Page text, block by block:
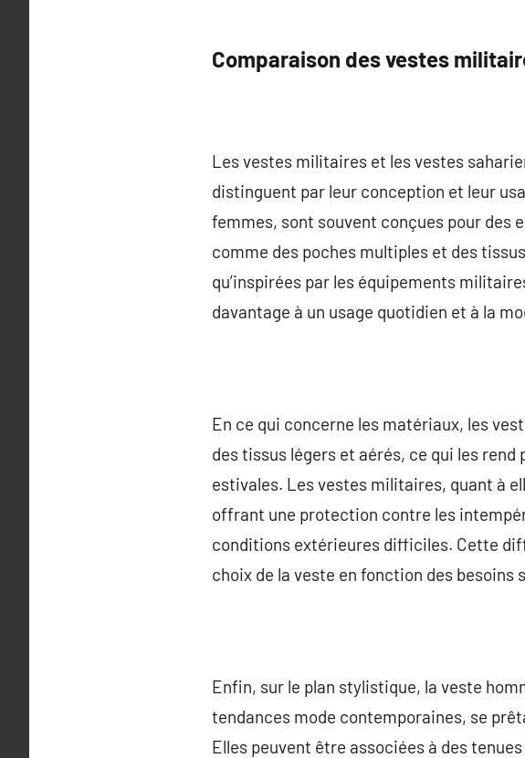
Comparaison des vestes
Les vestes militaires et les vestes
distinguent par leur conception et leur
femmes, sont souvent conçues pour
comme des poches multiples et des
qu’inspirées par les équipements
davantage à un usage quotidien et à la
En ce qui concerne les matériaux, les
des tissus légers et aérés, ce qui les
estivales. Les vestes militaires, quant à
offrant une protection contre les
conditions extérieures difficiles. Cette
choix de la veste en fonction des besoins
Enfin, sur le plan stylistique, la veste
tendances mode contemporaines, se
Elles peuvent être associées à des